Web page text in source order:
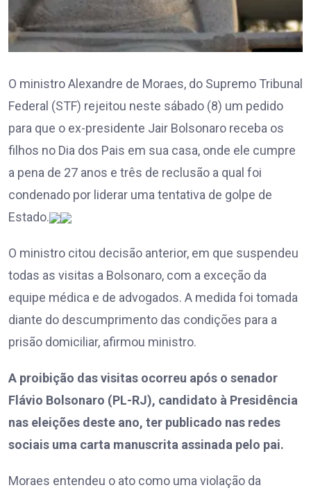
O ministro Alexandre de Moraes, do Supremo Tribunal
Federal (STF) rejeitou neste sábado (8) um pedido
para que o ex-presidente Jair Bolsonaro receba os
filhos no Dia dos Pais em sua casa, onde ele cumpre
a pena de 27 anos e três de reclusão a qual foi
condenado por liderar uma tentativa de golpe de
Estado.
O ministro citou decisão anterior, em que suspendeu
todas as visitas a Bolsonaro, com a exceção da
equipe médica e de advogados. A medida foi tomada
diante do descumprimento das condições para a
prisão domiciliar, afirmou ministro.
A proibição das visitas ocorreu após o senador
Flávio Bolsonaro (PL-RJ), candidato à Presidência
nas eleições deste ano, ter publicado nas redes
sociais uma carta manuscrita assinada pelo pai.
Moraes entendeu o ato como uma violação da